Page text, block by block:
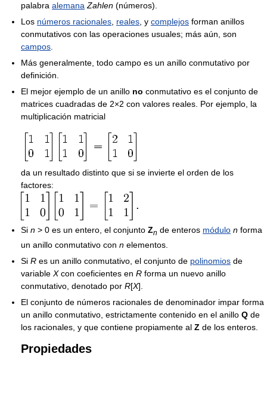
palabra alemana Zahlen (números).
Los números racionales reales , y complejos forman anillos
conmutativos con las operaciones usuales; más aún, son
campos
Más generalmente, todo campo es un anillo conmutativo por
definición.
El mejor ejemplo de un anillo no conmutativo es el conjunto de
matrices cuadradas de 2×2 con valores reales. Por ejemplo, la
multiplicación matricial
da un resultado distinto que si se invierte el orden de los
factores:
Si n > 0 es un entero, el conjunto Zn de enteros módulo n forma
un anillo conmutativo con n elementos.
Si R es un anillo conmutativo, el conjunto de polinomios de
variable Xcon coeficientes en R forma un nuevo anillo
conmutativo, denotado por R[X].
El conjunto de números racionales de denominador impar forma
un anillo conmutativo, estrictamente contenido en el anillo Q de
los racionales, y que contiene propiamente al Z de los enteros.
Propiedades